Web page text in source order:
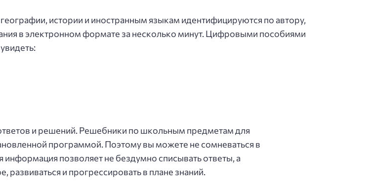
истории и иностранным языкам идентифицируются по автору,
в электронном формате за несколько минут. Цифровыми пособиями
и решений. Решебники по школьным предметам для
программой. Поэтому вы можете не сомневаться в
позволяет не бездумно списывать ответы, а
развиваться и прогрессировать в плане знаний.